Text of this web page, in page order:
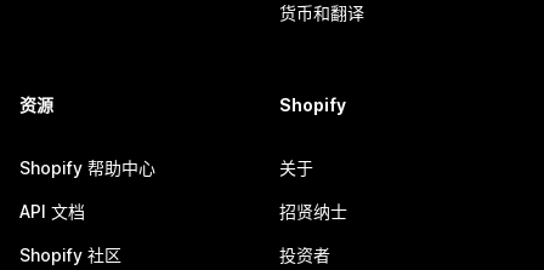
货币和翻译
资源
Shopify 帮助中心
API 文档
Shopify 社区
Shopify
关于
招贤纳士
投资者